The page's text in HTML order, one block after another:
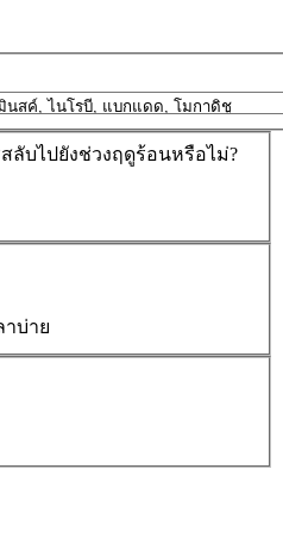
บไปยังช่วงฤดูร้อนหรือไม่?
าบ่าย